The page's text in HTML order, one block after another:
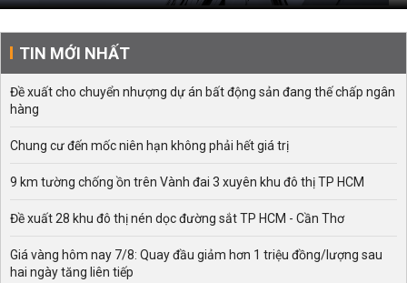
TIN MỚI NHẤT
Đề xuất cho chuyển nhượng dự án bất động sản đang thế chấp ngân
hàng
Chung cư đến mốc niên hạn không phải hết giá trị
9 km tường chống ồn trên Vành đai 3 xuyên khu đô thị TP HCM
Đề xuất 28 khu đô thị nén dọc đường sắt TP HCM - Cần Thơ
Giá vàng hôm nay 7/8: Quay đầu giảm hơn 1 triệu đồng/lượng sau
hai ngày tăng liên tiếp